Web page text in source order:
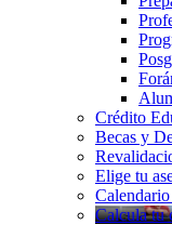
Crédito
Becas y
Elige tu
Calcula tu